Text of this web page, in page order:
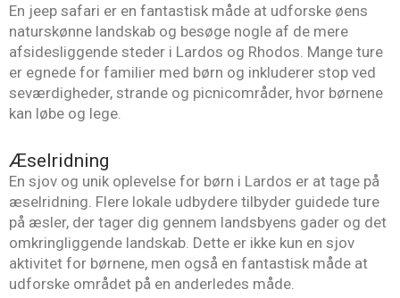
En jeep safari er en fantastisk måde at udforske øens
naturskønne landskab og besøge nogle af de mere
afsidesliggende steder i Lardos og Rhodos. Mange ture
er egnede for familier med børn og inkluderer stop ved
seværdigheder, strande og picnicområder, hvor børnene
kan løbe og lege.
Æselridning
En sjov og unik oplevelse for børn i Lardos er at tage på
æselridning. Flere lokale udbydere tilbyder guidede ture
på æsler, der tager dig gennem landsbyens gader og det
omkringliggende landskab. Dette er ikke kun en sjov
aktivitet for børnene, men også en fantastisk måde at
udforske området på en anderledes måde.